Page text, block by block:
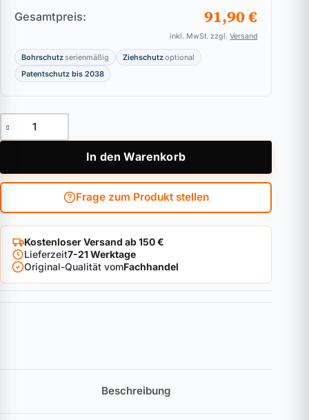
Gesamtpreis: 91,90 €
inkl. MwSt. zzgl.Versand
Bohrschutzserienmäßig Ziehschutzoptional
Patentschutz bis 2038
Außenzylinder ABUS MagTec.2500 Menge
In den Warenkorb
Frage zum Produkt stellen
Kostenloser Versand ab 150 €
Lieferzeit7-21 Werktage
Original-Qualität vomFachhandel
Beschreibung